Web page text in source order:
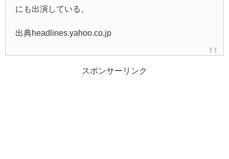
にも出演している。
出典headlines.yahoo.co.jp
スポンサーリンク